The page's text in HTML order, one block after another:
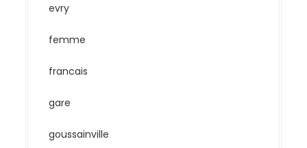
evry
femme
francais
gare
goussainville